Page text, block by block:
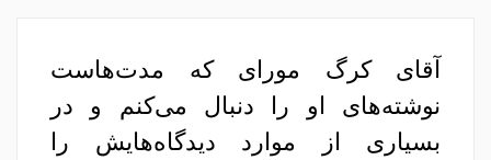
آقای کرگ مورای که مدت‌هاست
نوشته‌های او را دنبال می‌کنم و در
بسیاری از موارد دیدگاه‌هایش را